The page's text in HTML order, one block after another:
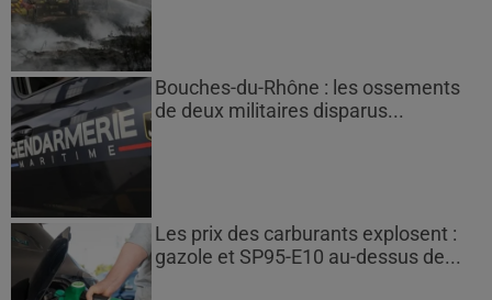
Bouches-du-Rhône : les ossements
de deux militaires disparus...
Les prix des carburants explosent :
gazole et SP95-E10 au-dessus de...